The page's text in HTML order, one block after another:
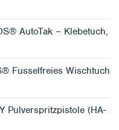
AutoTak – Klebetuch,
Fusselfreies Wischtuch
Pulverspritzpistole (HA-